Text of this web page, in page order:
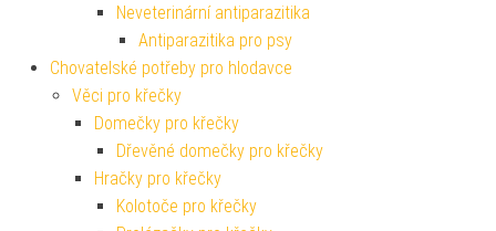
Neveterinární antiparazitika
Antiparazitika pro psy
Chovatelské potřeby pro hlodavce
Věci pro křečky
Domečky pro křečky
Dřevěné domečky pro křečky
Hračky pro křečky
Kolotoče pro křečky